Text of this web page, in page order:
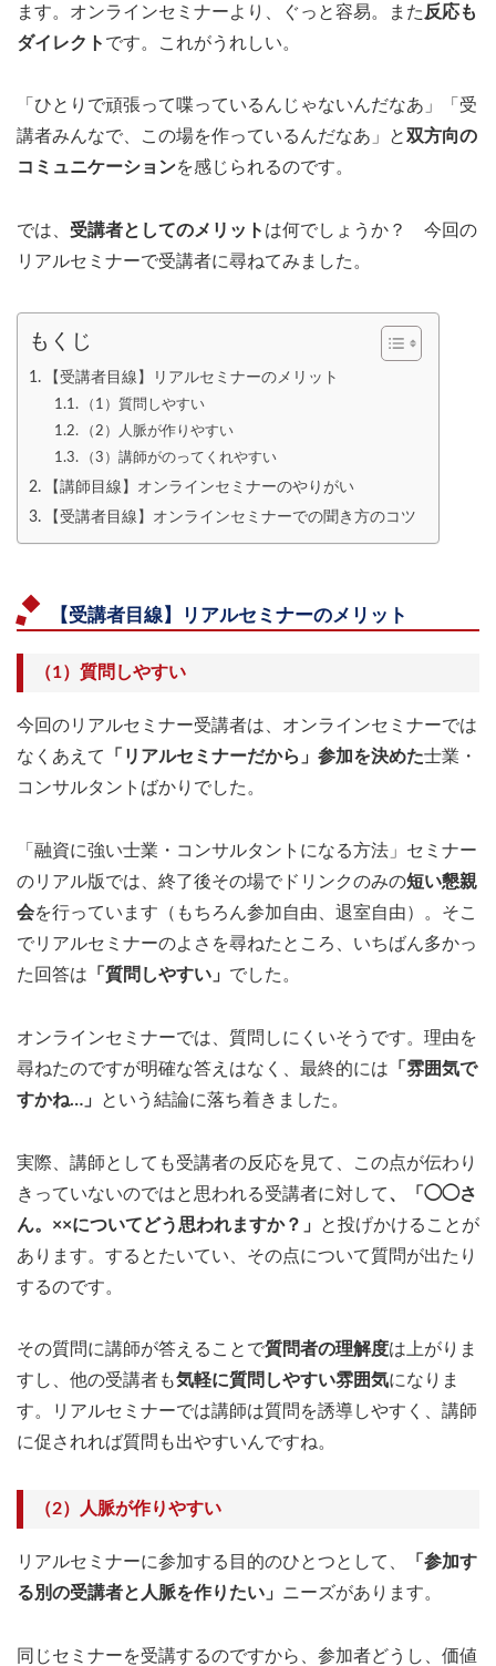
ます。オンラインセミナーより、ぐっと容易。また 反応も
ダイレクト です。これがうれしい。
「ひとりで頑張って喋っているんじゃないんだなあ」「受
講者みんなで、この場を作っているんだなあ」と双方向の
コミュニケーションを感じられるのです。
では、 受講者としてのメリット は何でしょうか？ 今回の
リアルセミナーで受講者に尋ねてみました。
もくじ
【受講者目線】リアルセミナーのメリット
（1）質問しやすい
（2）人脈が作りやすい
（3）講師がのってくれやすい
【講師目線】オンラインセミナーのやりがい
【受講者目線】オンラインセミナーでの聞き方のコツ
【受講者目線】リアルセミナーのメリット
（1）質問しやすい
今回のリアルセミナー受講者は、オンラインセミナーでは
なくあえて
「リアルセミナーだから」参加を決めた士業・
コンサルタントばかりでした。
「融資に強い士業・コンサルタントになる方法」セミナー
のリアル版では、終了後その場でドリンクのみの短い懇親
会を行っています（もちろん参加自由、退室自由）。そこ
でリアルセミナーのよさを尋ねたところ、いちばん多かっ
た回答は 「質問しやすい」 でした。
オンラインセミナーでは、質問しにくいそうです。理由を
尋ねたのですが明確な答えはなく、最終的には 「雰囲気で
すかね…」
という結論に落ち着きました。
実際、講師としても受講者の反応を見て、この点が伝わり
きっていないのではと思われる受講者に対して、「◯◯さ
ん。××についてどう思われますか？」
と投げかけることが
あります。するとたいてい、その点について質問が出たり
するのです。
その質問に講師が答えることで質問者の理解度は上がりま
すし、他の受講者も気軽に質問しやすい雰囲気になりま
す。リアルセミナーでは講師は質問を誘導しやすく、講師
に促されれば質問も出やすいんですね。
（2）人脈が作りやすい
リアルセミナーに参加する目的のひとつとして、
「参加す
る別の受講者と人脈を作りたい」 ニーズがあります。
同じセミナーを受講するのですから、参加者どうし、価値